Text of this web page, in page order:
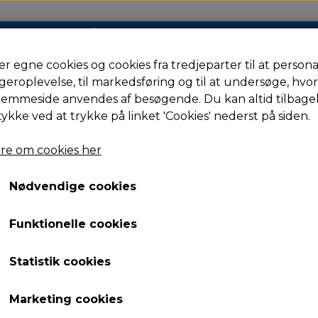
Filament Resin Reservedele
Flashforge Extruder
1.679,00 kr.
FLASHFORGE Extruder
egne cookies og cookies fra tredjeparter til at
til markedsføring og til at undersøge,
anvendes af besøgende. Du kan altid
ved at trykke på linket 'Cookies' nederst på siden.
om cookies her
Nødvendige cookies
Funktionelle cookies
Statistik cookies
Marketing cookies